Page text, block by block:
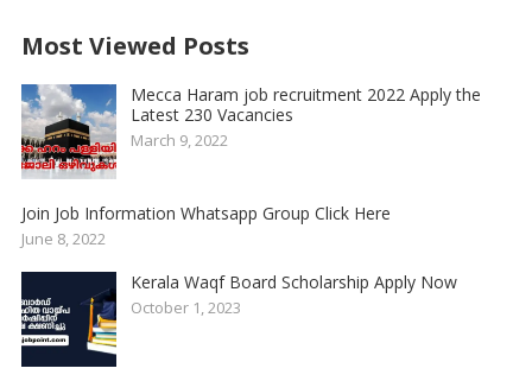
Most Viewed Posts
Mecca Haram job recruitment 2022 Apply the
Latest 230 Vacancies
March 9, 2022
Join Job Information Whatsapp Group Click Here
June 8, 2022
Kerala Waqf Board Scholarship Apply Now
October 1, 2023